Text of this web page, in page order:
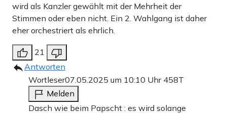
wird als Kanzler gewählt mit der Mehrheit der
Stimmen oder eben nicht. Ein 2. Wahlgang ist daher
eher orchestriert als ehrlich.
21
Antworten
Wortleser07.05.2025 um 10:10 Uhr 458T
Melden
Dasch wie beim Papscht : es wird solange